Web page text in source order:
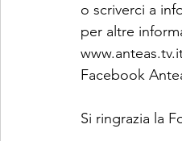
o scriverci a
per altre
Facebook
Si ringrazia la